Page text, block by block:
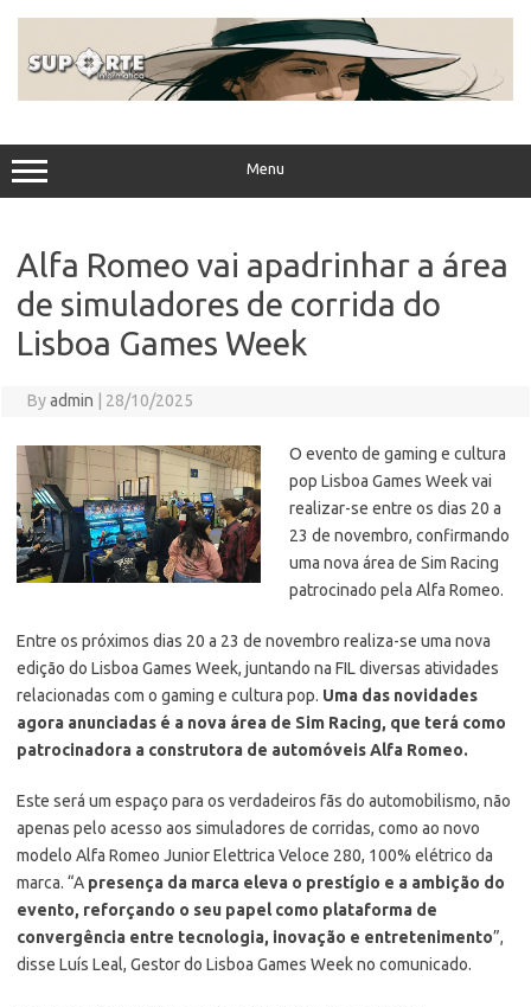
Menu
Alfa Romeo vai apadrinhar a área
de simuladores de corrida do
Lisboa Games Week
Byadmin 28/10/2025
O evento de gaming e cultura
pop Lisboa Games Week vai
realizar-se entre os dias 20 a
23 de novembro, confirmando
uma nova área de Sim Racing
patrocinado pela Alfa Romeo.
Entre os próximos dias 20 a 23 de novembro realiza-se uma nova
edição do Lisboa Games Week, juntando na FIL diversas atividades
relacionadas com o gaming e cultura pop. Uma das novidades
agora anunciadas é a nova área de Sim Racing, que terá como
patrocinadora a construtora de automóveis Alfa Romeo.
Este será um espaço para os verdadeiros fãs do automobilismo, não
apenas pelo acesso aos simuladores de corridas, como ao novo
modelo Alfa Romeo Junior Elettrica Veloce 280, 100% elétrico da
marca. “A presença da marca eleva o prestígio e a ambição do
evento, reforçando o seu papel como plataforma de
convergência entre tecnologia, inovação e entretenimento”,
disse Luís Leal, Gestor do Lisboa Games Week no comunicado.